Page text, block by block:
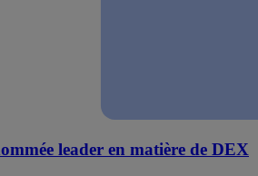
leader en matière de DEX